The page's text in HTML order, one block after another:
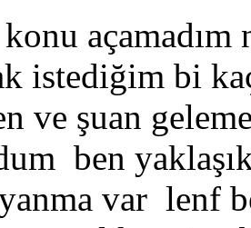
açamadım
istediğim bi
ve şuan
ben
yanma var lenf